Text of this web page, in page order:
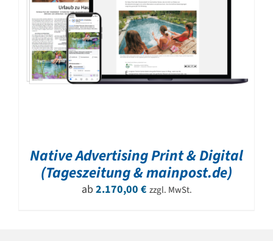
Native Advertising Print & Digital
(Tageszeitung & mainpost.de)
ab 2.170,00 € zzgl. MwSt.